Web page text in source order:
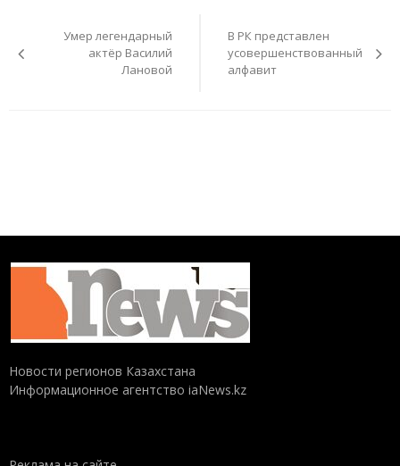
записямУмер легендарный
актёр Василий
Лановой
В РК представлен
усовершенствованный
алфавит
Новости регионов Казахстана
Информационное агентство iaNews.kz